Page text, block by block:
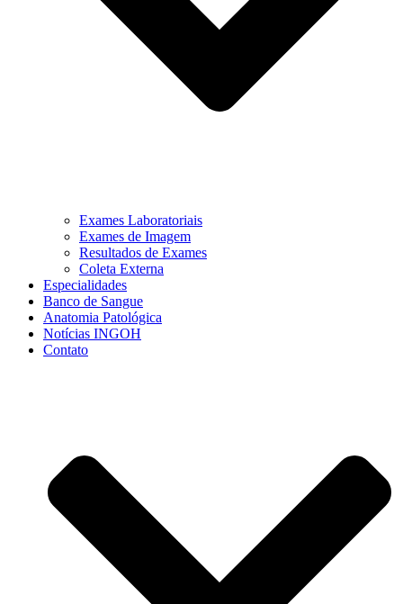
Exames Laboratoriais
Exames de Imagem
Resultados de Exames
Coleta Externa
Especialidades
Banco de Sangue
Anatomia Patológica
Notícias INGOH
Contato